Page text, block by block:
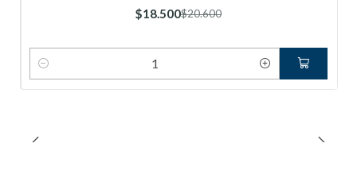
$18.500$20.600
Cantidad